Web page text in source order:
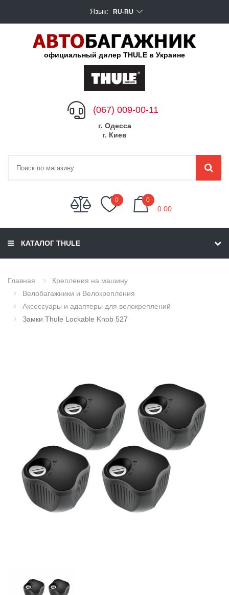
Язык: RU-RU
официальный дилер THULE в Украине
(067) 009-00-11
г. Одесса
г. Киев
0 0
0.00
КАТАЛОГ THULE
Главная
Крепления на машину
Велобагажники и Велокрепления
Аксессуары и адаптеры для велокреплений
Замки Thule Lockable Knob 527